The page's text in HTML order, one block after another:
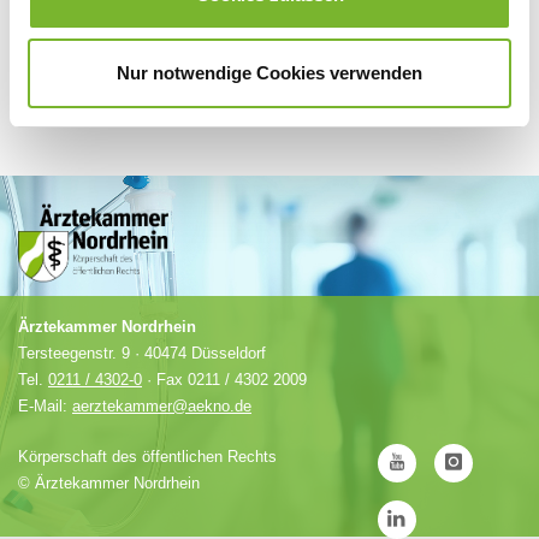
Nur notwendige Cookies verwenden
Ärztekammer Nordrhein
Tersteegenstr. 9 · 40474 Düsseldorf
Tel. 0211 / 4302-0 · Fax 0211 / 4302 2009
E-Mail: aerztekammer@aekno.de
Körperschaft des öffentlichen Rechts
© Ärztekammer Nordrhein